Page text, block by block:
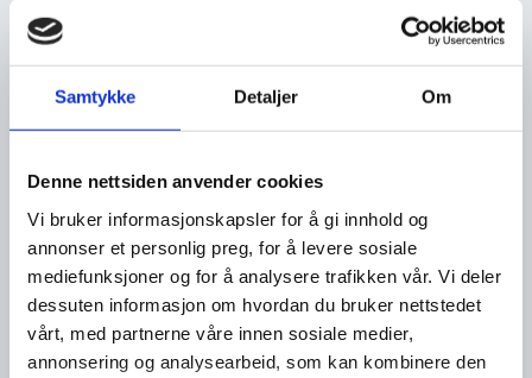
Samtykke Detaljer Om
Denne nettsiden anvender cookies
Vi bruker informasjonskapsler for å gi innhold og
annonser et personlig preg, for å levere sosiale
mediefunksjoner og for å analysere trafikken vår. Vi deler
dessuten informasjon om hvordan du bruker nettstedet
vårt, med partnerne våre innen sosiale medier,
annonsering og analysearbeid, som kan kombinere den